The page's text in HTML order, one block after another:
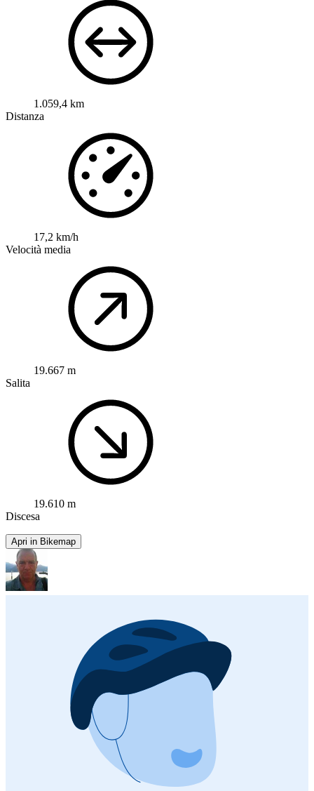
1.059,4 km
Distanza
17,2 km/h
Velocità media
19.667 m
Salita
19.610 m
Discesa
Apri in Bikemap